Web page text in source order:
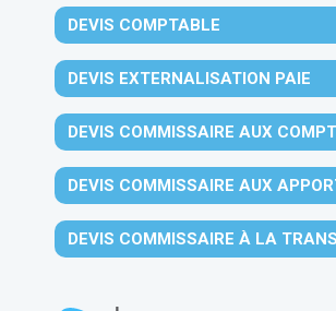
DEVIS COMPTABLE
DEVIS EXTERNALISATION PAIE
DEVIS COMMISSAIRE AUX
DEVIS COMMISSAIRE AUX
DEVIS COMMISSAIRE À LA